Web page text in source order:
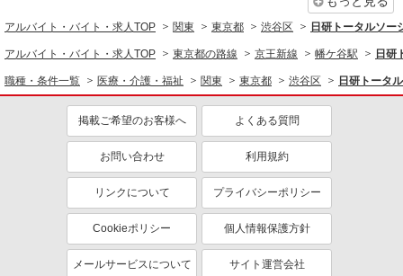
同じ職種から求人を探す
医療・介護・福祉
介護職・ヘルパー
同じ特徴から求人を探す
ミドル（40代～）活躍中
週2～3日勤務OK
深夜
社会保険あり
アルバイト・バイト・求人TOP 関東 東京都 渋谷区 日研トータルソ
アルバイト・バイト・求人TOP 東京都の路線 京王新線 幡ケ谷駅 日研
職種・条件一覧 医療・介護・福祉 関東 東京都 渋谷区 日研トータ
掲載ご希望のお客様へ よくある質問
お問い合わせ 利用規約
リンクについて プライバシーポリシー
Cookieポリシー 個人情報保護方針
メールサービスについて サイト運営会社